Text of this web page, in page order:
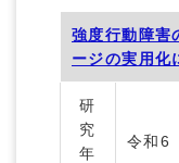
強度行動障害
ージの実用化
研
究
年
令和6